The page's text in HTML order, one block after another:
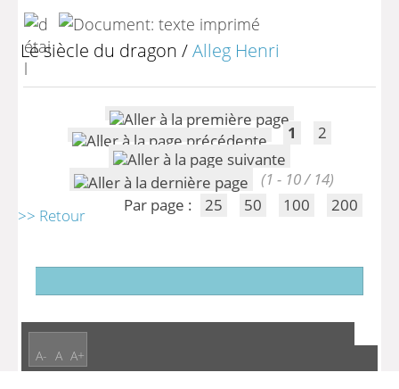
Le siècle du dragon /Alleg Henri
1 2
(1 - 10 / 14)
Par page :
25 50 100 200
>> Retour
A- A A+